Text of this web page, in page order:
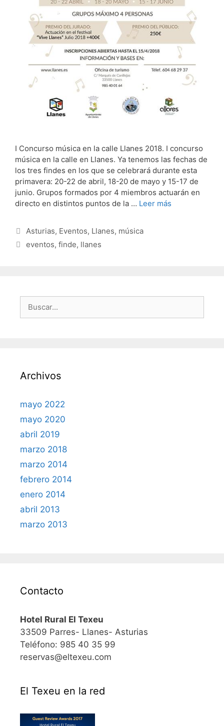
I Concurso música en la calle Llanes 2018. I concurso
música en la calle en Llanes. Ya tenemos las fechas de
los tres findes en los que se celebrará durante esta
primavera: 20-22 de abril, 18-20 de mayo y 15-17 de
junio. Grupos formados por 4 miembros actuarán en
directo en distintos puntos de la … Leer más
Categorías
Asturias, Eventos, Llanes, música
Etiquetas
eventos, finde, llanes
Archivos
mayo 2022
mayo 2020
abril 2019
marzo 2018
marzo 2014
febrero 2014
enero 2014
abril 2013
marzo 2013
Contacto
Hotel Rural El Texeu
33509 Parres- Llanes- Asturias
Teléfono: 985 40 35 99
reservas@eltexeu.com
El Texeu en la red